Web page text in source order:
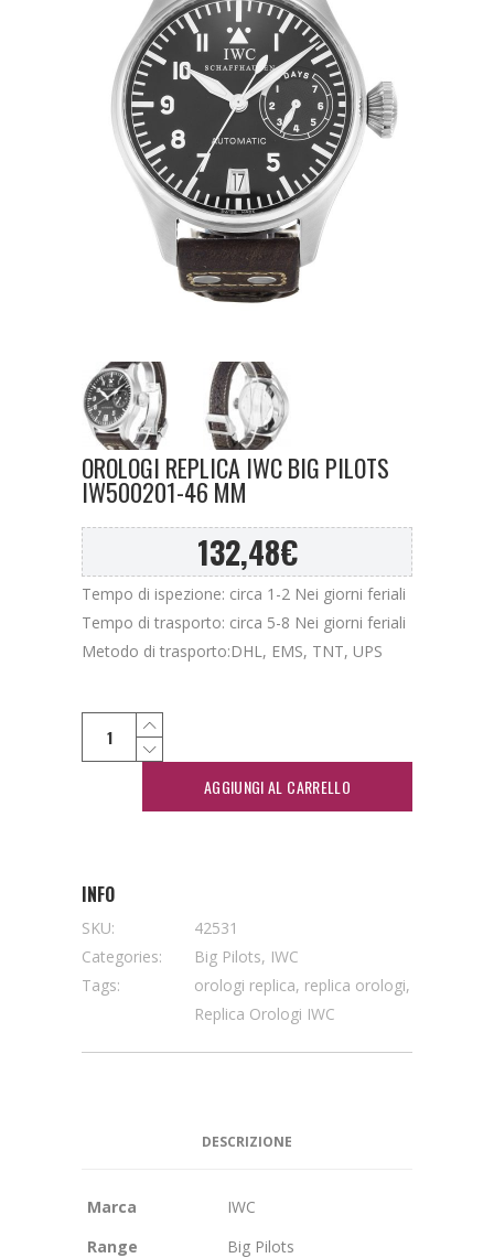
OROLOGI REPLICA IWC BIG PILOTS
IW500201-46 MM
132,48€
Tempo di ispezione: circa 1-2 Nei giorni feriali
Tempo di trasporto: circa 5-8 Nei giorni feriali
Metodo di trasporto:DHL, EMS, TNT, UPS
AGGIUNGI AL CARRELLO
INFO
SKU:
42531
Categories:
Big Pilots, IWC
Tags:
orologi replica, replica orologi,
Replica Orologi IWC
DESCRIZIONE
Marca
IWC
Range
Big Pilots